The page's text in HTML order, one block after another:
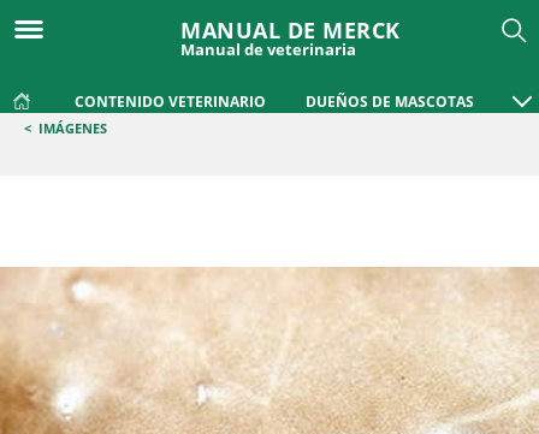
MANUAL DE MERCK
Manual de veterinaria
CONTENIDO VETERINARIO DUEÑOS DE MASCOTAS
< IMÁGENES